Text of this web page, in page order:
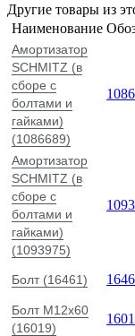
Другие товары из
Наименование
Амортизатор
SCHMITZ (в
сборе с
болтами и
гайками)
(1086689)
Амортизатор
SCHMITZ (в
сборе с
болтами и
гайками)
(1093975)
Болт (16461)
Болт M12x60
(16019)